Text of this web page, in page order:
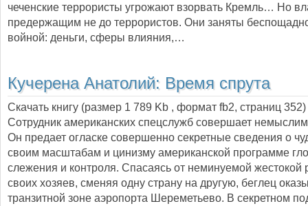
чеченские террористы угрожают взорвать Кремль… Но
предержащим не до террористов. Они заняты
войной: деньги, сферы влияния,…
Кучерена Анатолий: Время спрута
Скачать книгу (размер 1 789 Kb , формат fb2, страниц 352
Сотрудник американских спецслужб совершает
Он предает огласке совершенно секретные сведения о
своим масштабам и цинизму американской программе
слежения и контроля. Спасаясь от неминуемой жестокой
своих хозяев, сменяя одну страну на другую, беглец
транзитной зоне аэропорта Шереметьево. В секретном